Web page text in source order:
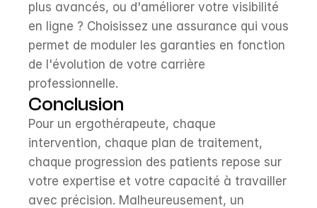
plus avancés, ou d'améliorer votre visibilité
en ligne ? Choisissez une assurance qui vous
permet de moduler les garanties en fonction
de l'évolution de votre carrière
professionnelle.
Conclusion
Pour un ergothérapeute, chaque
intervention, chaque plan de traitement,
chaque progression des patients repose sur
votre expertise et votre capacité à travailler
avec précision. Malheureusement, un